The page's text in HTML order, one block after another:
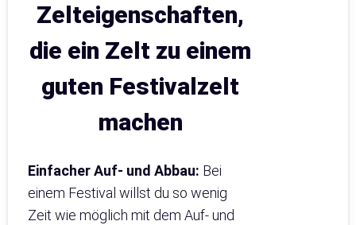
Zelteigenschaften,
die ein Zelt zu einem
guten Festivalzelt
machen
Einfacher Auf- und Abbau: Bei
einem Festival willst du so wenig
Zeit wie möglich mit dem Auf- und